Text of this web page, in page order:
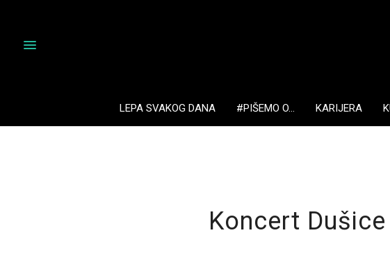
LEPA SVAKOG DANA #PIŠEMO O… KARIJERA
Koncert